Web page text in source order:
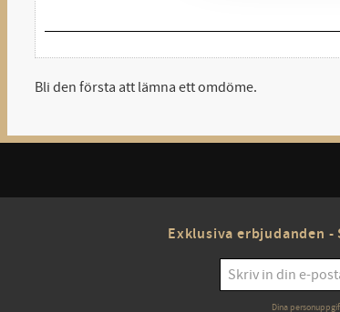
Bli den första att lämna ett omdöme.
Exklusiva erbjudanden
Dina